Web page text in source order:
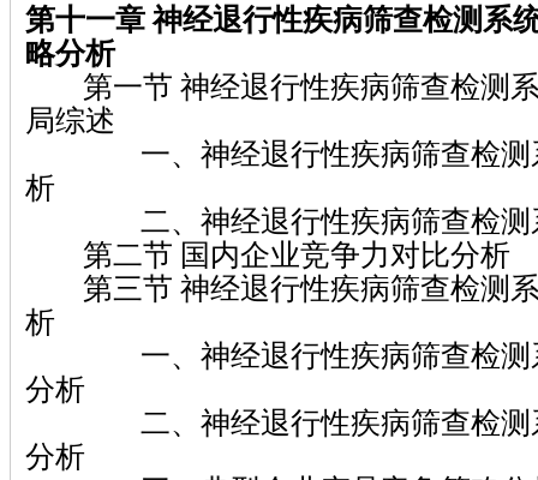
第十一章 神经退行性疾病筛查检测系
略分析
第一节 神经退行性疾病筛查检测
局综述
一、神经退行性疾病筛查检测
析
二、神经退行性疾病筛查检测
第二节 国内企业竞争力对比分析
第三节 神经退行性疾病筛查检测
析
一、神经退行性疾病筛查检测
分析
二、神经退行性疾病筛查检测
分析